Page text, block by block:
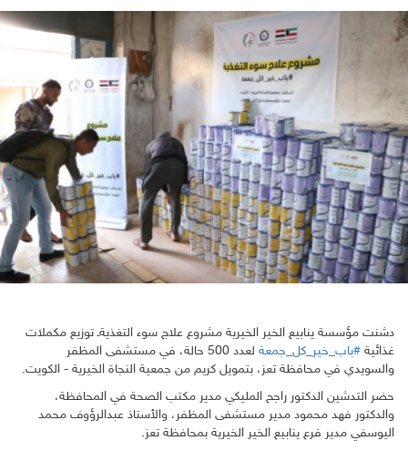
دشنت مؤسسة ينابيع الخير الخيرية مشروع علاج سوء التغذيةـ توزيع مكملات
غذائية #باب_خير_كل_جمعة
لعدد 500 حالة، في مستشفى المظفر
والسويدي في محافظة تعز، بتمويل كريم من جمعية النجاة الخيرية - الكويت.
حضر التدشين الدكتور راجح المليكي مدير مكتب الصحة في المحافظة،
والدكتور فهد محمود مدير مستشفى المظفر، والأستاذ عبدالرؤوف محمد
اليوسفي مدير فرع ينابيع الخير الخيرية بمحافظة تعز.